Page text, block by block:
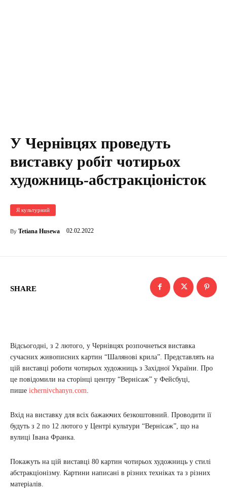
У Чернівцях проведуть
виставку робіт чотирьох
художниць-абстракціоністок
Я культурний
By Tetiana Husewa 02.02.2022
SHARE
Відсьогодні, з 2 лютого, у Чернівцях розпочнеться виставка
сучасних живописних картин “Шалянові крила”. Представлять на
цій виставці роботи чотирьох художниць з Західної України. Про
це повідомили на сторінці центру “Вернісаж” у Фейсбуці,
пише ichernivchanyn.com
Вхід на виставку для всіх бажаючих безкоштовний. Проводити її
будуть з 2 по 12 лютого у Центрі культури “Вернісаж”, що на
вулиці Івана Франка.
Покажуть на цій виставці 80 картин чотирьох художниць у стилі
абстракціонізму. Картини написані в різних техніках та з різних
матеріалів.